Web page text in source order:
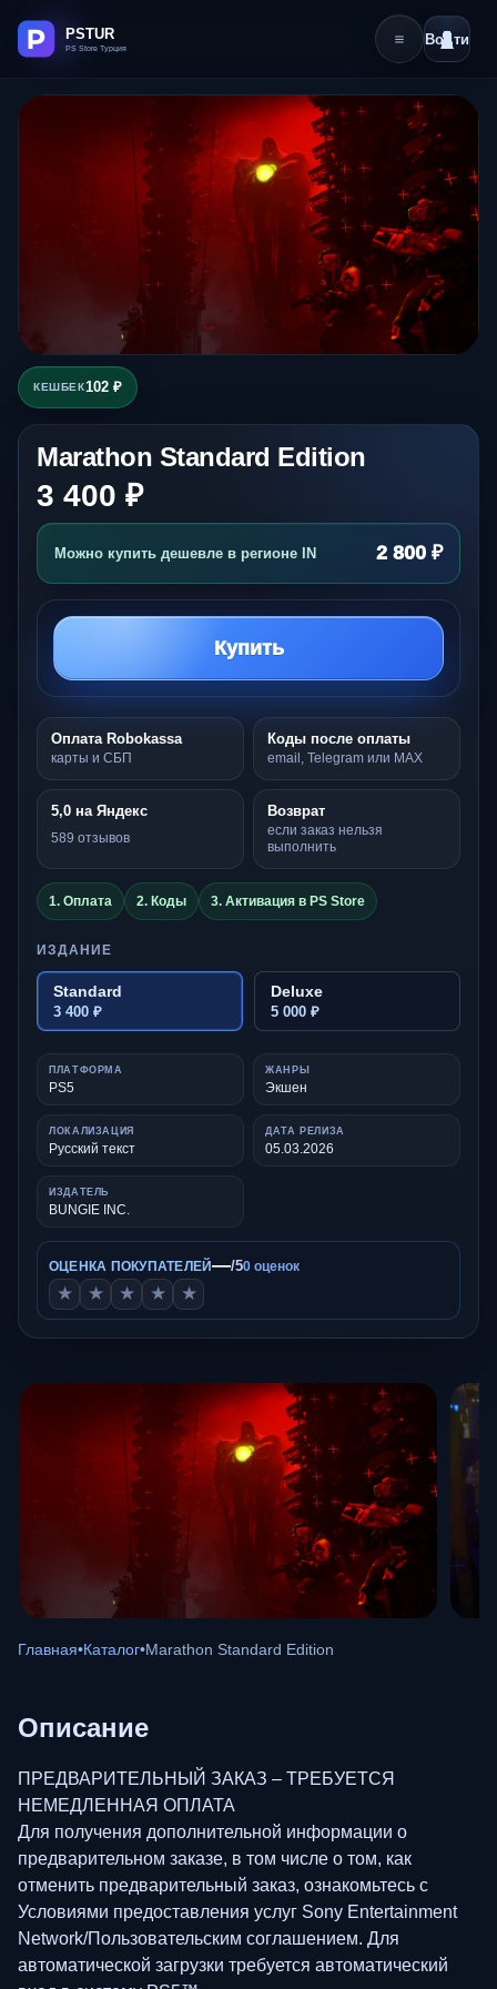
Войти
КЕШБЕК102 ₽
Marathon Standard Edition
3 400 ₽
Можно купить дешевле в регионе IN 2 800 ₽
Купить
Оплата Robokassa
карты и СБП
Коды после оплаты
email, Telegram или MAX
5,0 на Яндекс
589 отзывов
Возврат
если заказ нельзя
выполнить
1. Оплата 2. Коды 3. Активация в PS Store
ИЗДАНИЕ
Standard
3 400 ₽
Deluxe
5 000 ₽
ПЛАТФОРМА
PS5
ЖАНРЫ
Экшен
ЛОКАЛИЗАЦИЯ
Русский текст
ДАТА РЕЛИЗА
05.03.2026
ИЗДАТЕЛЬ
BUNGIE INC.
ОЦЕНКА ПОКУПАТЕЛЕЙ—/50 оценок
★ ★ ★ ★ ★
Главная•Каталог•Marathon Standard Edition
Описание
ПРЕДВАРИТЕЛЬНЫЙ ЗАКАЗ – ТРЕБУЕТСЯ
НЕМЕДЛЕННАЯ ОПЛАТА
Для получения дополнительной информации о
предварительном заказе, в том числе о том, как
отменить предварительный заказ, ознакомьтесь с
Условиями предоставления услуг Sony Entertainment
Network/Пользовательским соглашением. Для
автоматической загрузки требуется автоматический